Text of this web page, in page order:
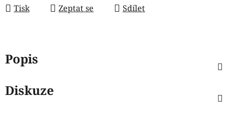
Tisk Zeptat se Sdílet
Popis
Diskuze